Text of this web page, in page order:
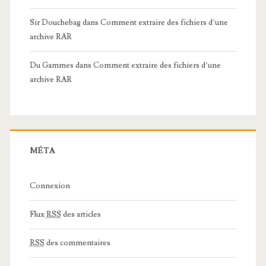
Sir Douchebagdans Comment extraire des fichiers d’une
archive RAR
Du Gammes dans Comment extraire des fichiers d’une
archive RAR
MÉTA
Connexion
FluxRSS des articles
RSS des commentaires